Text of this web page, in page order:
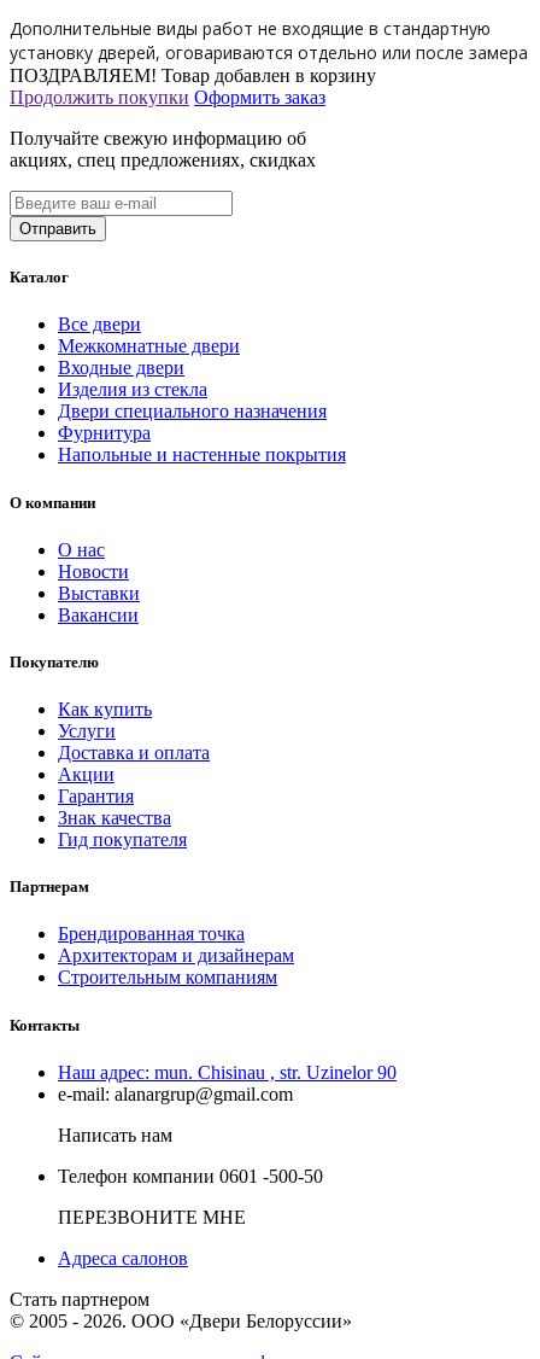
Дополнительные виды работ не входящие в стандартную
установку дверей, оговариваются отдельно или после замера
ПОЗДРАВЛЯЕМ! Товар добавлен в корзину
Продолжить покупки Оформить заказ
Получайте свежую информацию об
акциях, спец предложениях, скидках
Каталог
Все двери
Межкомнатные двери
Входные двери
Изделия из стекла
Двери специального назначения
Фурнитура
Напольные и настенные покрытия
О компании
О нас
Новости
Выставки
Вакансии
Покупателю
Как купить
Услуги
Доставка и оплата
Акции
Гарантия
Знак качества
Гид покупателя
Партнерам
Брендированная точка
Архитекторам и дизайнерам
Строительным компаниям
Контакты
Наш адрес: mun. Chisinau , str. Uzinelor 90
e-mail: alanargrup@gmail.com
Написать нам
Телефон компании 0601 -500-50
ПЕРЕЗВОНИТЕ МНЕ
Адреса салонов
Стать партнером
© 2005 - 2026. ООО «Двери Белоруссии»